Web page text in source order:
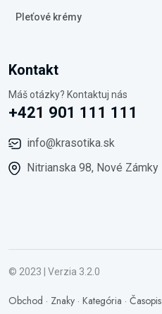
Pleťové krémy
Kontakt
Máš otázky? Kontaktuj nás
+421 901 111 111
info@krasotika.sk
Nitrianska 98, Nové Zámky
© 2023 | Verzia 3.2.0
Obchod · Znaky · Kategória · Časopis